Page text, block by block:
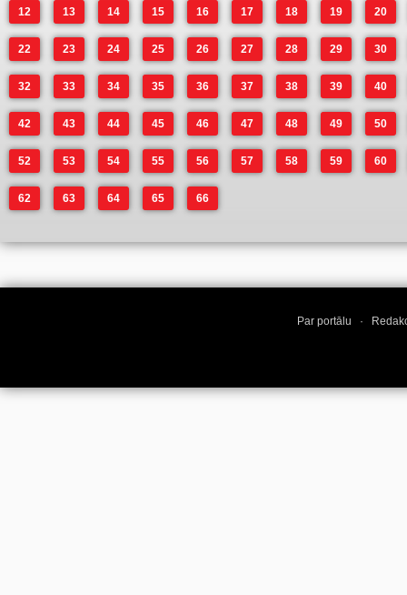
12 13 14 15 16 17 18 19 20
22 23 24 25 26 27 28 29 30
32 33 34 35 36 37 38 39 40
42 43 44 45 46 47 48 49 50
52 53 54 55 56 57 58 59 60
62 63 64 65 66
Par portālu ·